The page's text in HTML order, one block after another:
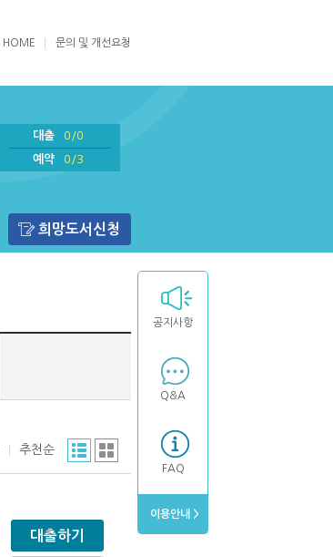
HOME 문의 및 개선요청
대출
0/0
예약
0/3
희망도서신청
공지사항
Q&A
FAQ
이용안내 >
추천순
대출하기